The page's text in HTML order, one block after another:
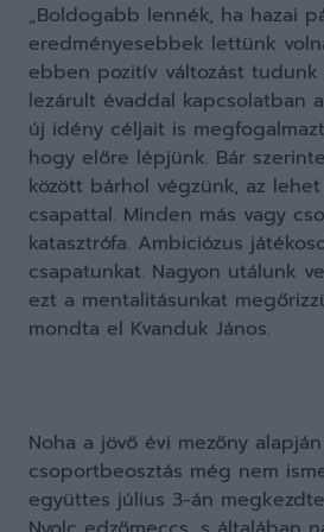
„Boldogabb lennék, ha hazai
eredményesebbek lettünk
ebben pozitív változást
lezárult évaddal kapcsolatban
új idény céljait is
hogy előre lépjünk. Bár
között bárhol végzünk, az
csapattal. Minden más vagy
katasztrófa. Ambiciózus
csapatunkat. Nagyon utálunk
ezt a mentalitásunkat
mondta el Kvanduk János.
Noha a jövő évi mezőny
csoportbeosztás még nem
együttes július 3-án